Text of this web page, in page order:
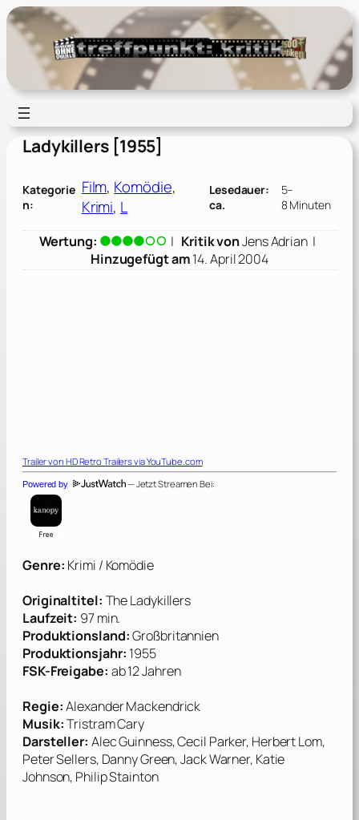
Zum
Inhalt
springen
Ladykillers [1955]
Kategorie
n:
Film, Komödie
Krimi, L
Lesedauer:
ca.
5–
8 Minuten
Wertung: | Kritik vonJens Adrian|
Hinzugefügt am14. April 2004
Trailer von HD Retro Trailersvia YouTube.com
Powered by — Jetzt Streamen Bei:
Genre: Krimi / Komödie
Originaltitel: The Ladykillers
Laufzeit: 97 min.
Produktionsland:Großbritannien
Produktionsjahr: 1955
FSK-Freigabe: ab 12 Jahren
Regie:Alexander Mackendrick
Musik:Tristram Cary
Darsteller: Alec Guinness, Cecil Parker, Herbert Lom,
Peter Sellers, Danny Green, Jack Warner, Katie
Johnson, Philip Stainton